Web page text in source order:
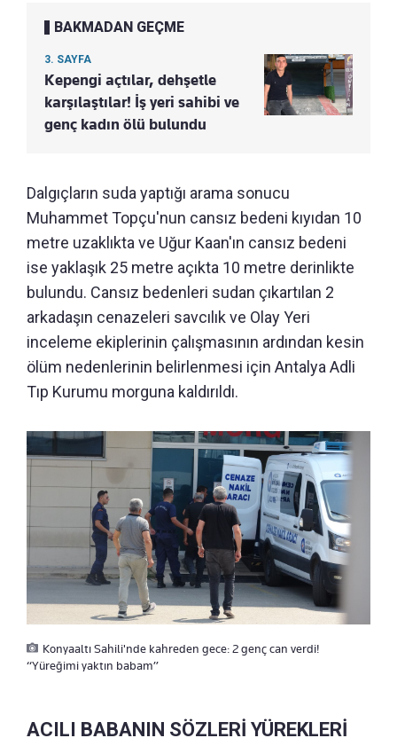
BAKMADAN GEÇME
3. SAYFA
Kepengi açtılar, dehşetle
karşılaştılar! İş yeri sahibi ve
genç kadın ölü bulundu
Dalgıçların suda yaptığı arama sonucu
Muhammet Topçu'nun cansız bedeni kıyıdan 10
metre uzaklıkta ve Uğur Kaan'ın cansız bedeni
ise yaklaşık 25 metre açıkta 10 metre derinlikte
bulundu. Cansız bedenleri sudan çıkartılan 2
arkadaşın cenazeleri savcılık ve Olay Yeri
inceleme ekiplerinin çalışmasının ardından kesin
ölüm nedenlerinin belirlenmesi için Antalya Adli
Tıp Kurumu morguna kaldırıldı.
Konyaaltı Sahili'nde kahreden gece: 2 genç can verdi!
“Yüreğimi yaktın babam”
ACILI BABANIN SÖZLERİ YÜREKLERİ